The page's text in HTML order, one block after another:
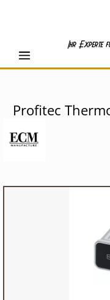
Ihr Experte
Profitec